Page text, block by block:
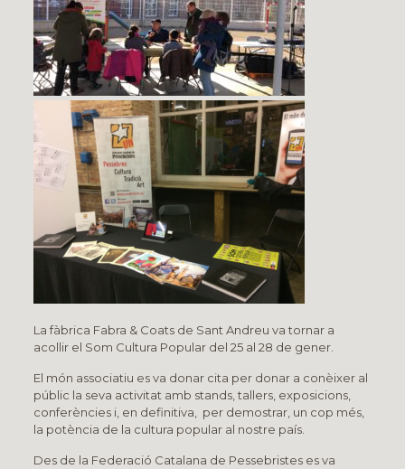
La fàbrica Fabra & Coats de Sant Andreu va tornar a
acollir el Som Cultura Popular del 25 al 28 de gener.
El món associatiu es va donar cita per donar a conèixer al
públic la seva activitat amb stands, tallers, exposicions,
conferències i, en definitiva, per demostrar, un cop més,
la potència de la cultura popular al nostre país.
Des de la Federació Catalana de Pessebristes es va